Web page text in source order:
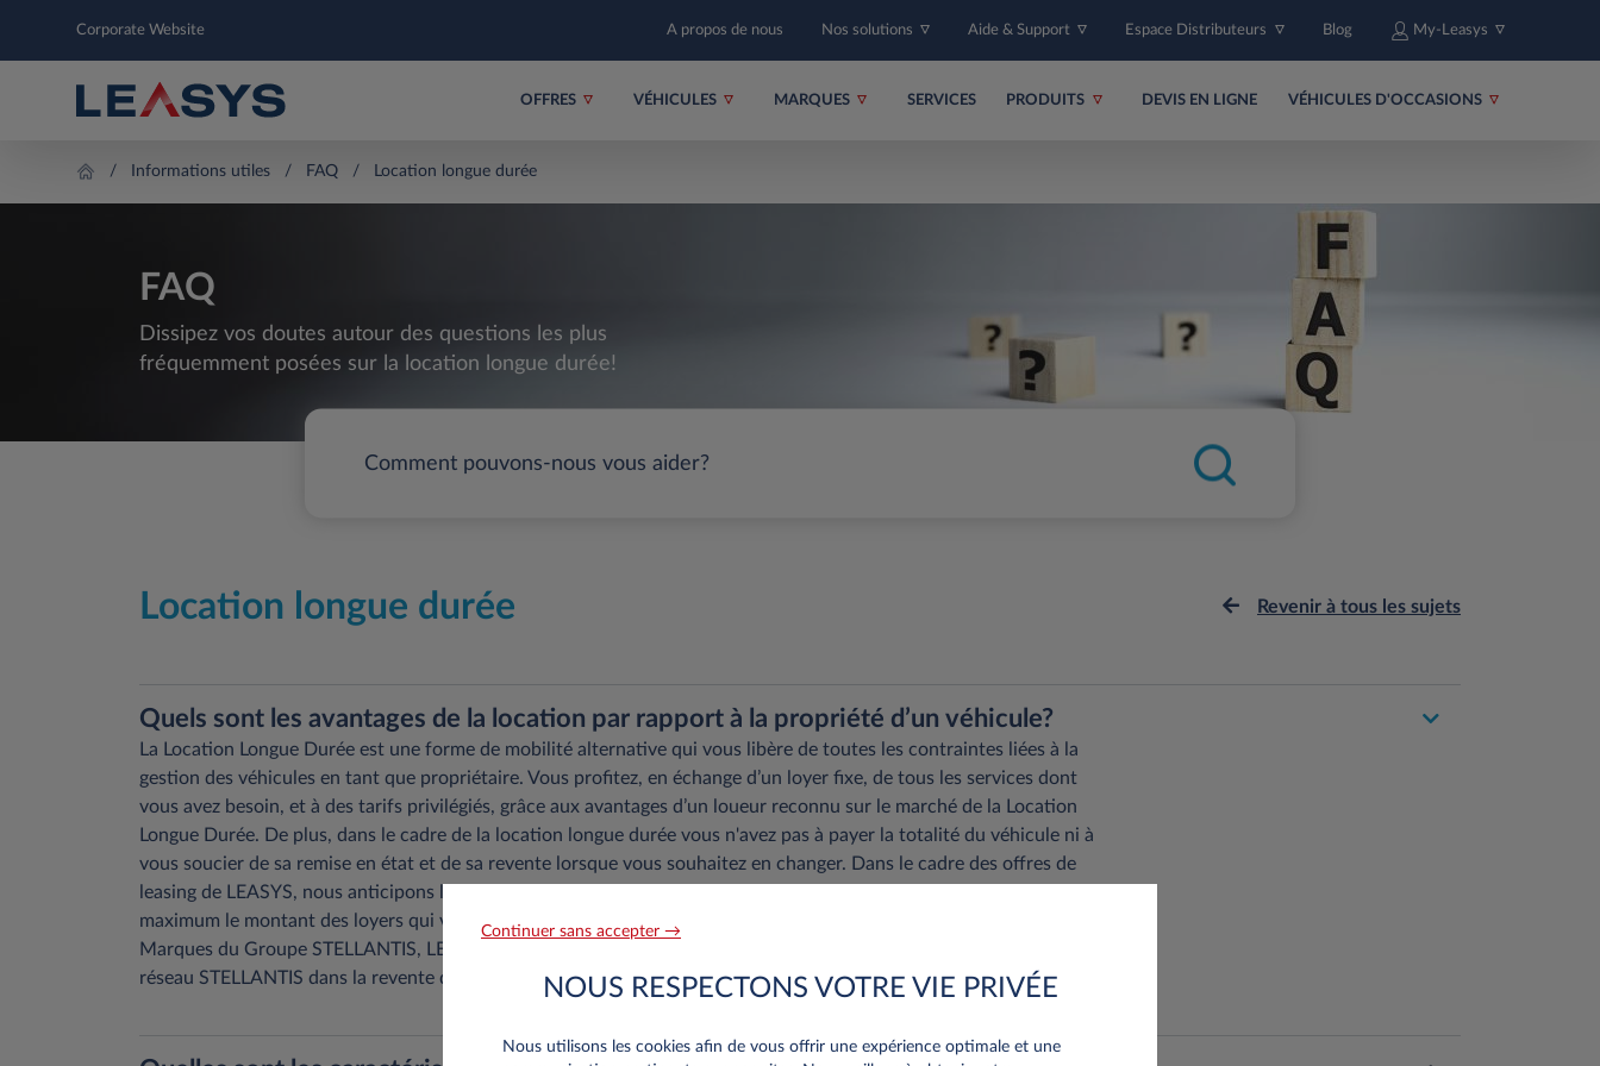
Corporate Website A propos de nous Nos solutions Aide & Support Espace Distributeurs Blog My-Leasys
OFFRES VÉHICULES MARQUES SERVICES PRODUITS DEVIS EN LIGNE VÉHICULES D'OCCASIONS
Informations utiles FAQ Location longue durée
FAQ
Dissipez vos doutes autour des questions les plus
fréquemment posées sur la location longue durée!
Location longue durée Revenir à tous les sujets
Quels sont les avantages de la location par rapport à la propriété d’un véhicule?
La Location Longue Durée est une forme de mobilité alternative qui vous libère de toutes les contraintes liées à la
gestion des véhicules en tant que propriétaire. Vous profitez, en échange d’un loyer fixe, de tous les services dont
vous avez besoin, et à des tarifs privilégiés, grâce aux avantages d’un loueur reconnu sur le marché de la Location
Longue Durée. De plus, dans le cadre de la location longue durée vous n'avez pas à payer la totalité du véhicule ni à
vous soucier de sa remise en état et de sa revente lorsque vous souhaitez en changer. Dans le cadre des offres de
leasing de LEASYS, nous anticipons la valeur de revente de votre véhicule en fin de contrat afin de réduire au
maximum le montant des loyers qui vous sont demandés pour utiliser le véhicule. En tant que leaser officiel des
Marques du Groupe STELLANTIS, LEASYS vous permet de bénéficier de la connaissance et de la puissance du
réseau STELLANTIS dans la revente de ses véhicules d'occasions.
Continuer sans accepter →
NOUS RESPECTONS VOTRE VIE PRIVÉE
Nous utilisons les cookies afin de vous offrir une expérience optimale et une